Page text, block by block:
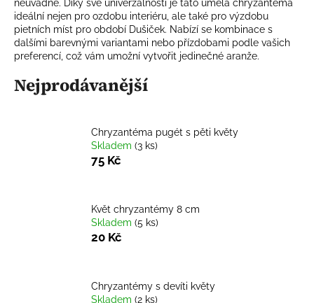
neuvadne. Díky své univerzálnosti je tato umělá chryzantéma
ideální nejen pro ozdobu interiéru, ale také pro výzdobu
pietních míst pro období Dušiček. Nabízí se kombinace s
dalšími barevnými variantami nebo přízdobami podle vašich
preferencí, což vám umožní vytvořit jedinečné aranže.
Nejprodávanější
Chryzantéma pugét s pěti květy
Skladem (3 ks)
75 Kč
Květ chryzantémy 8 cm
Skladem (5 ks)
20 Kč
Chryzantémy s devíti květy
Skladem (2 ks)
t
ř
e
b
u